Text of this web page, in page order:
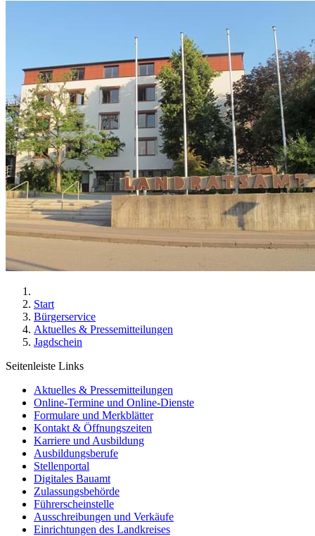
Start
Bürgerservice
Aktuelles & Pressemitteilungen
Jagdschein
Seitenleiste Links
Aktuelles & Pressemitteilungen
Online-Termine und Online-Dienste
Formulare und Merkblätter
Kontakt & Öffnungszeiten
Karriere und Ausbildung
Ausbildungsberufe
Stellenportal
Digitales Bauamt
Zulassungsbehörde
Führerscheinstelle
Ausschreibungen und Verkäufe
Einrichtungen des Landkreises